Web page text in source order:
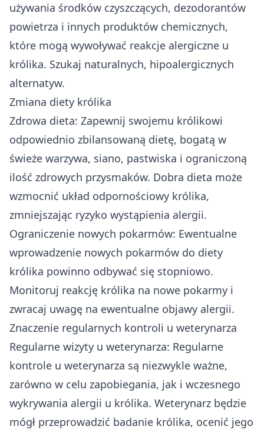
używania środków czyszczących, dezodorantów
powietrza i innych produktów chemicznych,
które mogą wywoływać reakcje alergiczne u
królika. Szukaj naturalnych, hipoalergicznych
alternatyw.
Zmiana diety królika
Zdrowa dieta: Zapewnij swojemu królikowi
odpowiednio zbilansowaną dietę, bogatą w
świeże warzywa, siano, pastwiska i ograniczoną
ilość zdrowych przysmaków. Dobra dieta może
wzmocnić układ odpornościowy królika,
zmniejszając ryzyko wystąpienia alergii.
Ograniczenie nowych pokarmów: Ewentualne
wprowadzenie nowych pokarmów do diety
królika powinno odbywać się stopniowo.
Monitoruj reakcję królika na nowe pokarmy i
zwracaj uwagę na ewentualne objawy alergii.
Znaczenie regularnych kontroli u weterynarza
Regularne wizyty u weterynarza: Regularne
kontrole u weterynarza są niezwykle ważne,
zarówno w celu zapobiegania, jak i wczesnego
wykrywania alergii u królika. Weterynarz będzie
mógł przeprowadzić badanie królika, ocenić jego